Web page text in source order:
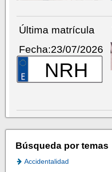
Última matrícula
Fecha:23/07/2026
NRH
Búsqueda por temas
Accidentalidad